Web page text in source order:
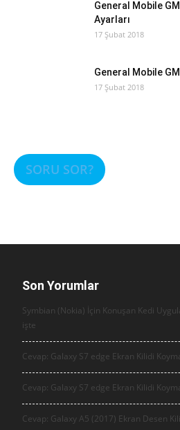
General Mobile
Ayarları
17 Şubat 2018
General Mobile
17 Şubat 2018
SORU SOR?
Son Yorumlar
Symbian (Nokia) İçin Konuşan Kedi
işte
Cevap: Galaxy S7 edge Ekran Kilidi
Cevap: Galaxy S7 edge Ekran Kilidi
Cevap: Galaxy A5 (2017) Ekran Desen